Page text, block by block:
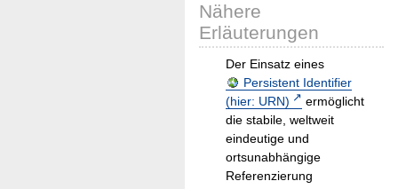
Nähere
Erläuterungen
Der Einsatz eines
Persistent Identifier
(hier: URN)
ermöglicht
die stabile, weltweit
eindeutige und
ortsunabhängige
Referenzierung